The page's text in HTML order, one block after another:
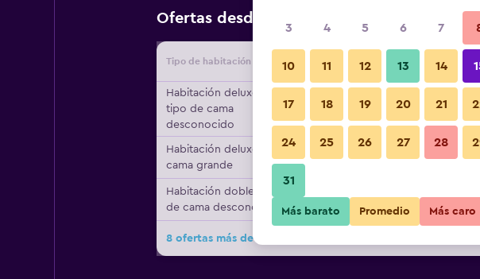
Ofertas desde Oferta más barata de precio
Tipo de habitación Proveedor Total noche
Habitación deluxe,
tipo de cama
desconocido
$46
Habitación deluxe, 1
cama grande
$49
Habitación doble, tipo
de cama desconocido
$50
8 ofertas más de Blue Country Resort
3 4 5 6 7
10 11 12 13 14
17 18 19 20 21
24 25 26 27 28
31
Más barato Promedio Más caro